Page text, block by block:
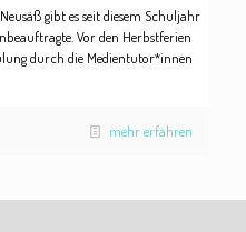
gibt es seit diesem Schuljahr
Vor den Herbstferien
durch die Medientutor*innen
mehr erfahren